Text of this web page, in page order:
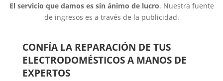
El servicio que damos es sin ánimo de lucro. Nuestra fuente
de ingresos es a través de la publicidad.
CONFÍA LA REPARACIÓN DE TUS
ELECTRODOMÉSTICOS A MANOS DE
EXPERTOS